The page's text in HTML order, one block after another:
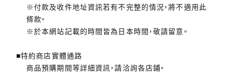
※付款及收件地址資訊若有不完整的情況，將不適用此
條款。
※於本網站記載的時間皆為日本時間，敬請留意。
■特約商店實體通路
商品預購期間等詳細資訊，請洽詢各店鋪。